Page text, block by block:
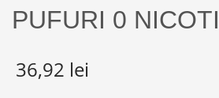
PUFURI 0
36,92 lei